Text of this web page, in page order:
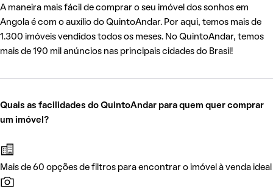
A maneira mais fácil de comprar o seu imóvel dos sonhos em
Angola é com o auxílio do QuintoAndar. Por aqui, temos mais de
1.300 imóveis vendidos todos os meses. No QuintoAndar, temos
mais de 190 mil anúncios nas principais cidades do Brasil!
Quais as facilidades do QuintoAndar para quem quer comprar
um imóvel?
Mais de 60 opções de filtros para encontrar o imóvel à venda ideal